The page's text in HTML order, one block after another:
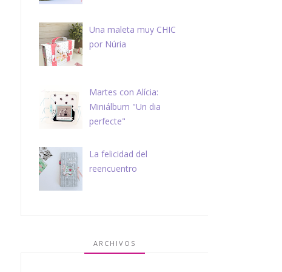
Una maleta muy CHIC
por Núria
Martes con Alícia:
Miniálbum "Un dia
perfecte"
La felicidad del
reencuentro
ARCHIVOS